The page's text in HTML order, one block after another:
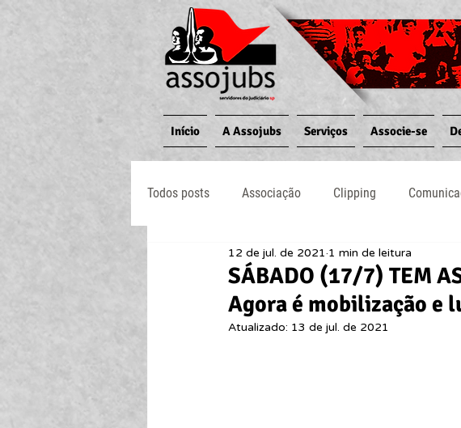
Início A Assojubs Serviços Associe-se
Todos posts Associação Clipping
Jornal O Processo Judiciário Notícias
SÁBADO (17/7) TEM
Agora é mobilização e
12 de jul. de 2021 1 min de leitura
Atualizado: 13 de jul. de 2021